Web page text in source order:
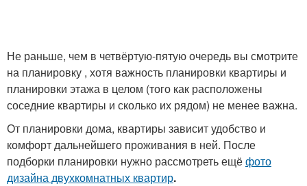
Не раньше, чем в четвёртую-пятую очередь вы смотрите
на планировку , хотя важность планировки квартиры и
планировки этажа в целом (того как расположены
соседние квартиры и сколько их рядом) не менее важна.
От планировки дома, квартиры зависит удобство и
комфорт дальнейшего проживания в ней. После
подборки планировки нужно рассмотреть ещёфото
дизайна двухкомнатных квартир.